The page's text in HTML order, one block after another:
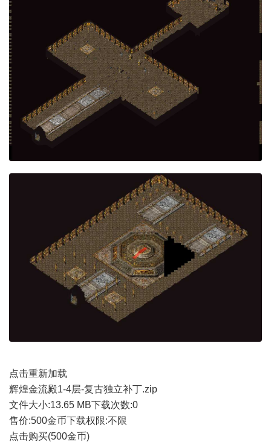
点击重新加载
辉煌金流殿1-4层-复古独立补丁.zip
文件大小:13.65 MB下载次数:0
售价:500金币下载权限:不限
点击购买(500金币)